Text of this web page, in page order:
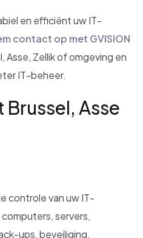
en efficiënt uw IT-
contact op met GVISION
Asse, Zellik of omgeving en
IT-beheer.
Brussel, Asse
controle van uw IT-
servers,
ups, beveiliging,